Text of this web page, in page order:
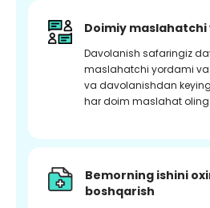
Doimiy
Davolanish safaringiz
maslahatchi yordami
va davolanishdan
har doim maslahat oling.
Bemorning ishini
boshqarish